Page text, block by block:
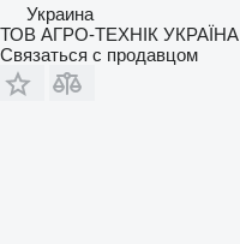
Украина
ТОВ АГРО-ТЕХНІК УКРАЇНА
Связаться с продавцом